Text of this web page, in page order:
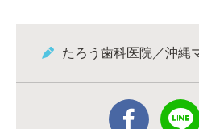
たろう歯科医院／沖縄